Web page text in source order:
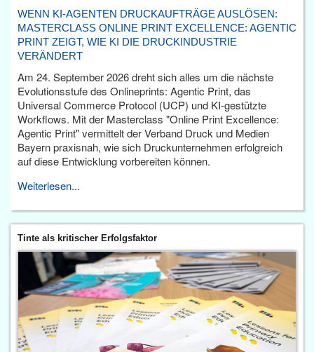
WENN KI-AGENTEN DRUCKAUFTRÄGE AUSLÖSEN:
MASTERCLASS ONLINE PRINT EXCELLENCE: AGENTIC
PRINT ZEIGT, WIE KI DIE DRUCKINDUSTRIE
VERÄNDERT
Am 24. September 2026 dreht sich alles um die nächste
Evolutionsstufe des Onlineprints: Agentic Print, das
Universal Commerce Protocol (UCP) und KI-gestützte
Workflows. Mit der Masterclass "Online Print Excellence:
Agentic Print" vermittelt der Verband Druck und Medien
Bayern praxisnah, wie sich Druckunternehmen erfolgreich
auf diese Entwicklung vorbereiten können.
Weiterlesen...
Tinte als kritischer Erfolgsfaktor